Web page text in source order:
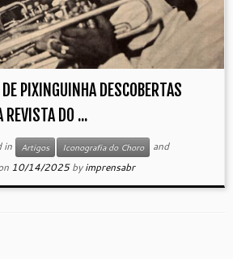
PIXINGUINHA DESCOBERTAS
REVISTA DO ...
in Artigos Iconografia do Choro
and
10/14/2025 byimprensabr